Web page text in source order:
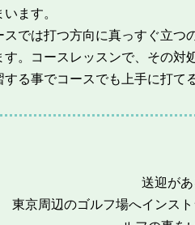
ます。
では打つ方向に真っすぐ立つ
。コースレッスンで、その対
る事でコースでも上手に打て
送迎があ
東京周辺のゴルフ場へインス